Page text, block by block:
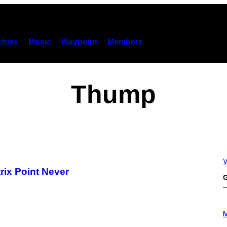
Music Waypoint Members
Thump
Point Never
H